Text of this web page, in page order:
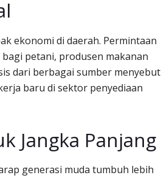
ekonomi di daerah. Permintaan
petani, produsen makanan
dari berbagai sumber menyebut
baru di sektor penyediaan
Jangka Panjang
generasi muda tumbuh lebih